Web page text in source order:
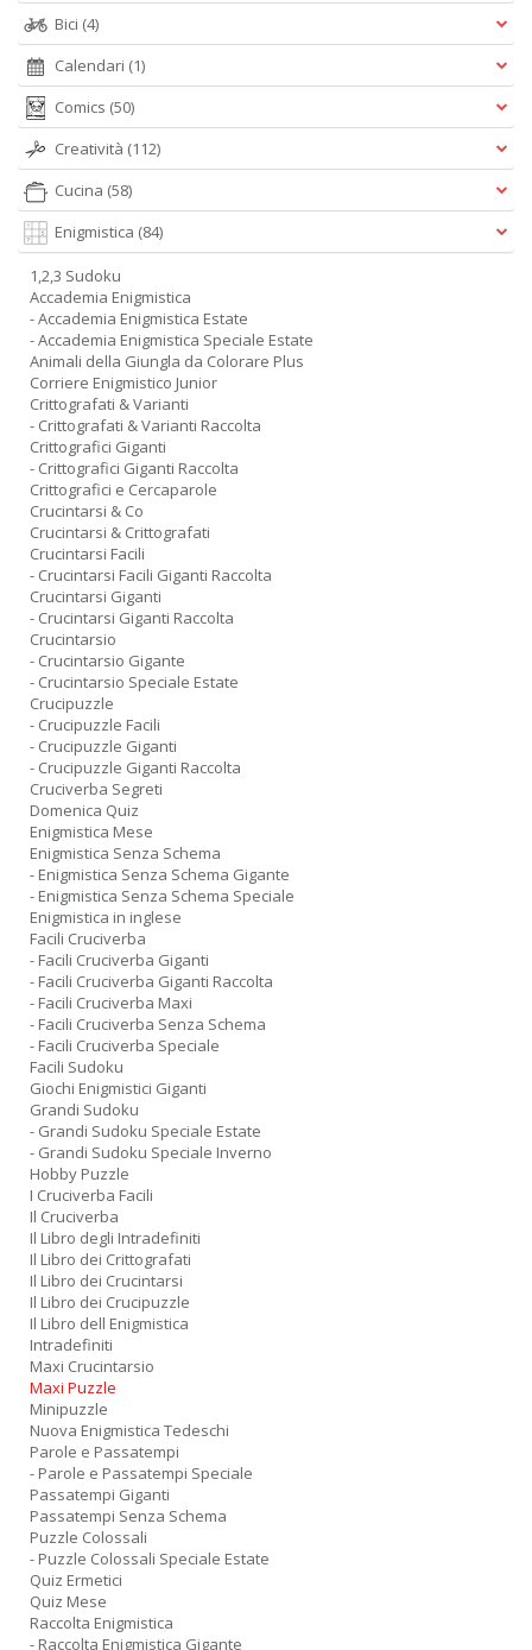
Bici (4)
Calendari (1)
Comics (50)
Creatività (112)
Cucina (58)
Enigmistica (84)
1,2,3 Sudoku
Accademia Enigmistica
- Accademia Enigmistica Estate
- Accademia Enigmistica Speciale Estate
Animali della Giungla da Colorare Plus
Corriere Enigmistico Junior
Crittografati & Varianti
- Crittografati & Varianti Raccolta
Crittografici Giganti
- Crittografici Giganti Raccolta
Crittografici e Cercaparole
Crucintarsi & Co
Crucintarsi & Crittografati
Crucintarsi Facili
- Crucintarsi Facili Giganti Raccolta
Crucintarsi Giganti
- Crucintarsi Giganti Raccolta
Crucintarsio
- Crucintarsio Gigante
- Crucintarsio Speciale Estate
Crucipuzzle
- Crucipuzzle Facili
- Crucipuzzle Giganti
- Crucipuzzle Giganti Raccolta
Cruciverba Segreti
Domenica Quiz
Enigmistica Mese
Enigmistica Senza Schema
- Enigmistica Senza Schema Gigante
- Enigmistica Senza Schema Speciale
Enigmistica in inglese
Facili Cruciverba
- Facili Cruciverba Giganti
- Facili Cruciverba Giganti Raccolta
- Facili Cruciverba Maxi
- Facili Cruciverba Senza Schema
- Facili Cruciverba Speciale
Facili Sudoku
Giochi Enigmistici Giganti
Grandi Sudoku
- Grandi Sudoku Speciale Estate
- Grandi Sudoku Speciale Inverno
Hobby Puzzle
I Cruciverba Facili
Il Cruciverba
Il Libro degli Intradefiniti
Il Libro dei Crittografati
Il Libro dei Crucintarsi
Il Libro dei Crucipuzzle
Il Libro dell Enigmistica
Intradefiniti
Maxi Crucintarsio
Maxi Puzzle
Minipuzzle
Nuova Enigmistica Tedeschi
Parole e Passatempi
- Parole e Passatempi Speciale
Passatempi Giganti
Passatempi Senza Schema
Puzzle Colossali
- Puzzle Colossali Speciale Estate
Quiz Ermetici
Quiz Mese
Raccolta Enigmistica
- Raccolta Enigmistica Gigante